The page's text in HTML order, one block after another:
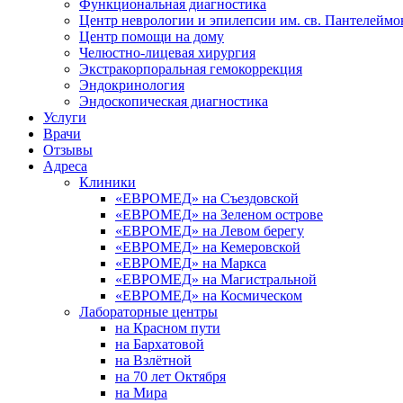
Функциональная диагностика
Центр неврологии и эпилепсии им. св.
Центр помощи на дому
Челюстно-лицевая хирургия
Экстракорпоральная гемокоррекция
Эндокринология
Эндоскопическая диагностика
Услуги
Врачи
Отзывы
Адреса
Клиники
«ЕВРОМЕД» на Съездовской
«ЕВРОМЕД» на Зеленом острове
«ЕВРОМЕД» на Левом берегу
«ЕВРОМЕД» на Кемеровской
«ЕВРОМЕД» на Маркса
«ЕВРОМЕД» на Магистральной
«ЕВРОМЕД» на Космическом
Лабораторные центры
на Красном пути
на Бархатовой
на Взлётной
на 70 лет Октября
на Мира